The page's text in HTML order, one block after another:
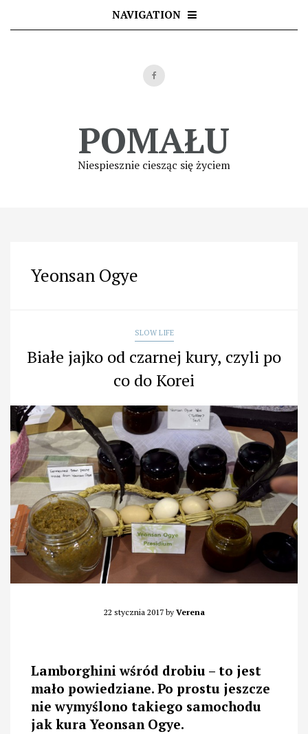
NAVIGATION
POMAŁU
Niespiesznie ciesząc się życiem
Yeonsan Ogye
SLOW LIFE
Białe jajko od czarnej kury, czyli po
co do Korei
22 stycznia 2017by Verena
Lamborghini wśród drobiu – to jest
mało powiedziane. Po prostu jeszcze
nie wymyślono takiego samochodu
jak kura Yeonsan Ogye.